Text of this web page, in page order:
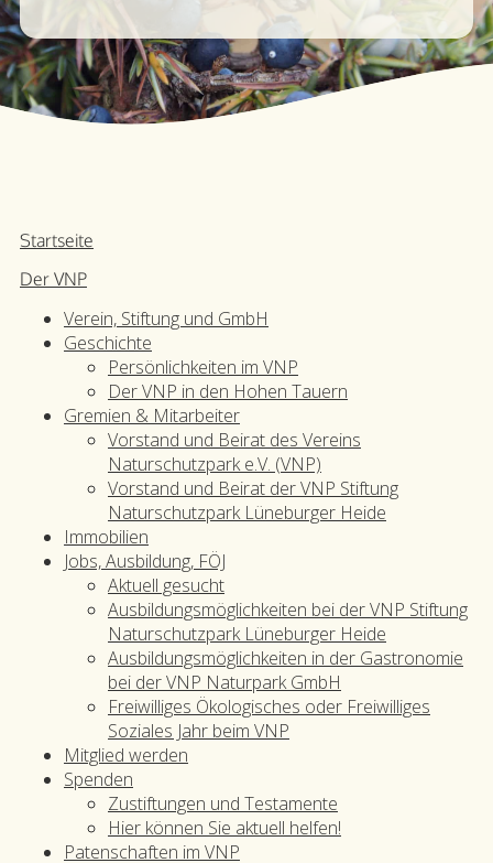
Startseite
Der VNP
Verein, Stiftung und GmbH
Geschichte
Persönlichkeiten im VNP
Der VNP in den Hohen Tauern
Gremien & Mitarbeiter
Vorstand und Beirat des Vereins
Naturschutzpark e.V. (VNP)
Vorstand und Beirat der VNP Stiftung
Naturschutzpark Lüneburger Heide
Immobilien
Jobs, Ausbildung, FÖJ
Aktuell gesucht
Ausbildungsmöglichkeiten bei der VNP Stiftung
Naturschutzpark Lüneburger Heide
Ausbildungsmöglichkeiten in der Gastronomie
bei der VNP Naturpark GmbH
Freiwilliges Ökologisches oder Freiwilliges
Soziales Jahr beim VNP
Mitglied werden
Spenden
Zustiftungen und Testamente
Hier können Sie aktuell helfen!
Patenschaften im VNP